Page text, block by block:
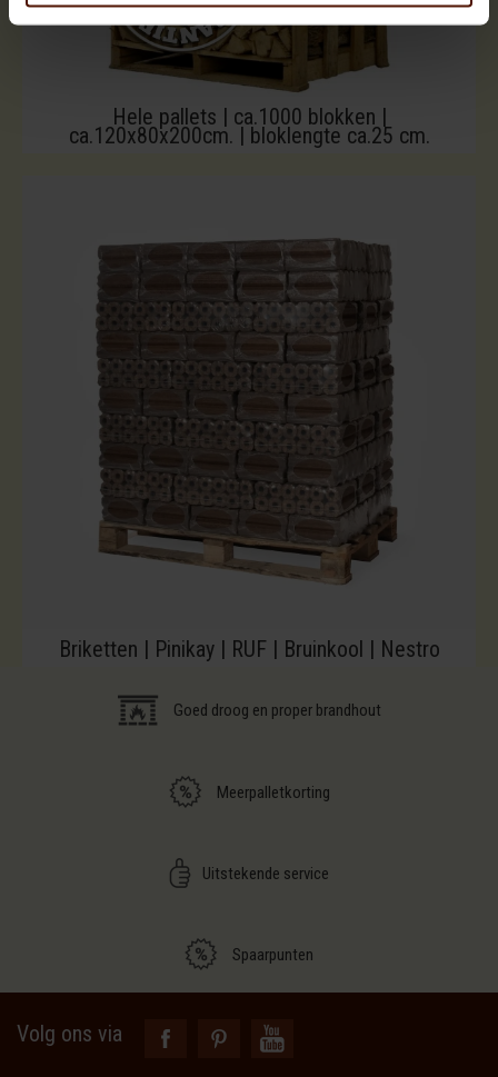
Hele pallets | ca.1000 blokken |
ca.120x80x200cm. | bloklengte ca.25 cm.
Briketten | Pinikay | RUF | Bruinkool | Nestro
Goed droog en proper brandhout
Meerpalletkorting
Uitstekende service
Spaarpunten
Volg ons via